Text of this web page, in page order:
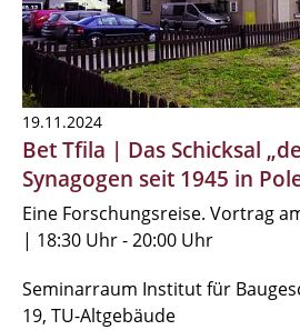
19.11.2024
Bet Tfila | Das Schicksal
Synagogen seit 1945 in
Eine Forschungsreise. Vortrag
| 18:30 Uhr - 20:00 Uhr
Seminarraum Institut für
19, TU-Altgebäude